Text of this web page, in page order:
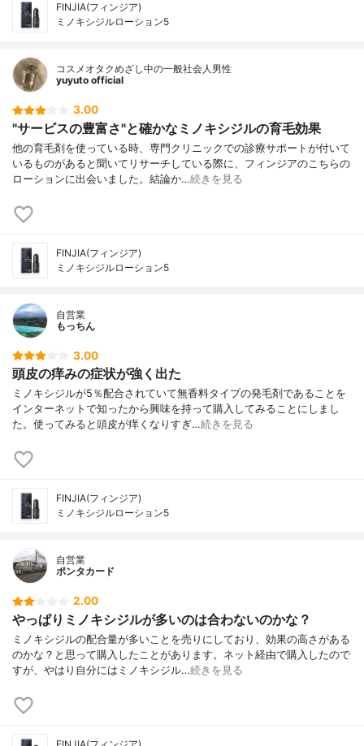
FINJIA(フィンジア)
ミノキシジルローション5
コスメオタクめざし中の一般社会人男性
yuyuto official
3.00
"サービスの豊富さ"と確かなミノキシジルの育毛効果
他の育毛剤を使っている時、専門クリニックでの診療サポートが付いて
いるものがあると聞いてリサーチしている際に、フィンジアのこちらの
ローションに出会いました。結論か…続きを見る
FINJIA(フィンジア)
ミノキシジルローション5
自営業
もっちん
3.00
頭皮の痒みの症状が強く出た
ミノキシジルが5％配合されていて無香料タイプの発毛剤であることを
インターネットで知ったから興味を持って購入してみることにしまし
た。使ってみると頭皮が痒くなりすぎ…続きを見る
FINJIA(フィンジア)
ミノキシジルローション5
自営業
ポンタカード
2.00
やっぱりミノキシジルが多いのは合わないのかな？
ミノキシジルの配合量が多いことを売りにしており、効果の高さがある
のかな？と思って購入したことがあります。ネット経由で購入したので
すが、やはり自分にはミノキシジル…続きを見る